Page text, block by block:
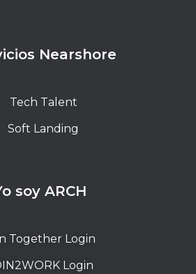
Nearshore
Tech Talent
Soft Landing
soy ARCH
Together Login
Login